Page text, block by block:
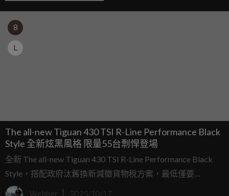
8
L
The all-new Tiguan 430 TSI R-Line Performance Black
Style 全新炫黑風格 限量55台剽悍登場
全新 The all-new Tiguan 430 TSI R-Line Performance Black
Style，搭配政府汰舊換新減徵貨物稅方案，最低僅要
1,898,000元就能入手。
Webber 2025/10/17